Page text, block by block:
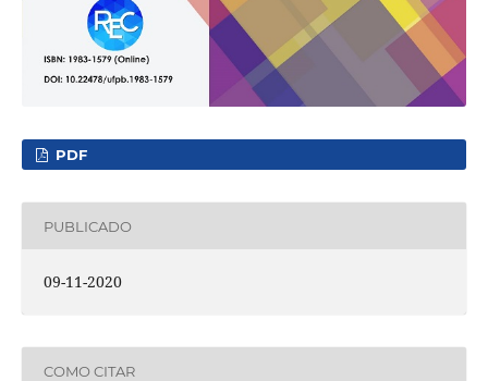
PDF
PUBLICADO
09-11-2020
COMO CITAR